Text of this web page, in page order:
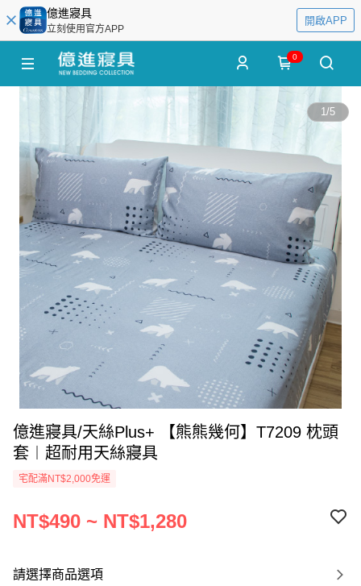
億進寢具
立刻使用官方APP
開啟APP
0
1/5
億進寢具/天絲Plus+ 【熊熊幾何】T7209 枕頭
套︱超耐用天絲寢具
宅配滿NT$2,000免運
NT$490 ~ NT$1,280
請選擇商品選項